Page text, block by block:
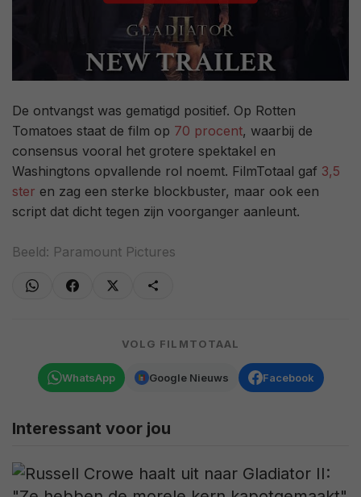
De ontvangst was gematigd positief. Op Rotten
Tomatoes staat de film op 70 procent, waarbij de
consensus vooral het grotere spektakel en
Washingtons opvallende rol noemt. FilmTotaal gaf 3,5
ster en zag een sterke blockbuster, maar ook een
script dat dicht tegen zijn voorganger aanleunt.
Beeld: Paramount Pictures
VOLG FILMTOTAAL
WhatsApp Google Nieuws Facebook
Interessant voor jou